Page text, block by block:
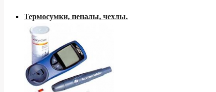
Термосумки, пеналы, чехлы.